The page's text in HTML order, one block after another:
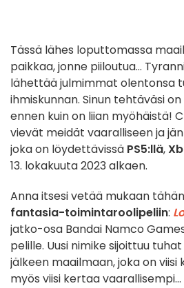
Tässä lähes loputtomassa
paikkaa, jonne piiloutua...
lähettää julmimmat olentonsa
ihmiskunnan. Sinun tehtäväsi
ennen kuin on liian myöhäistä!
vievät meidät vaaralliseen ja
joka on löydettävissä PS5:llä,
13. lokakuuta 2023 alkaen.
Anna itsesi vetää mukaan tähän
fantasia-toimintaroolipeliin:
jatko-osa Bandai Namco
pelille. Uusi nimike sijoittuu
jälkeen maailmaan, joka on
myös viisi kertaa vaarallisempi...